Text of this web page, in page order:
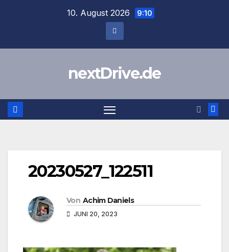
10. August 2026 9:10
nextDrive.de
20230527_122511
Von Achim Daniels
JUNI 20, 2023